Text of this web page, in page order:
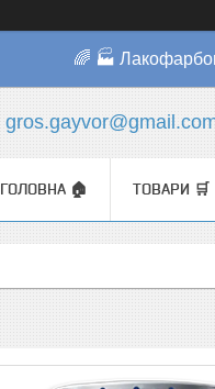
🌈 🏭
ГОЛОВНА 🏠 ТОВАРИ 🛒